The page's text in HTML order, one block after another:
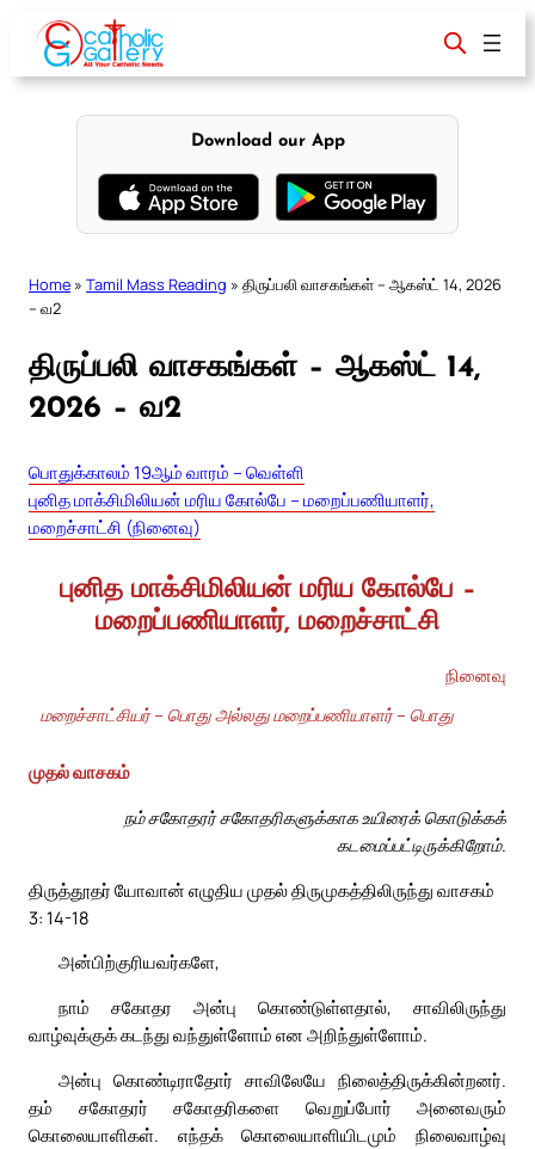
content
Download our App
Home » Tamil Mass Reading » திருப்பலி வாசகங்கள் – ஆகஸ்ட் 14, 2026
– வ2
திருப்பலி வாசகங்கள் – ஆகஸ்ட் 14,
2026 – வ2
பொதுக்காலம் 19ஆம் வாரம் – வெள்ளி
புனித மாக்சிமிலியன் மரிய கோல்பே – மறைப்பணியாளர்,
மறைச்சாட்சி (நினைவு)
புனித மாக்சிமிலியன் மரிய கோல்பே –
மறைப்பணியாளர், மறைச்சாட்சி
நினைவு
மறைச்சாட்சியர் – பொது அல்லது மறைப்பணியாளர் – பொது
முதல் வாசகம்
நம் சகோதரர் சகோதரிகளுக்காக உயிரைக் கொடுக்கக்
கடமைப்பட்டிருக்கிறோம்.
திருத்தூதர் யோவான் எழுதிய முதல் திருமுகத்திலிருந்து வாசகம்
3: 14-18
அன்பிற்குரியவர்களே,
நாம் சகோதர அன்பு கொண்டுள்ளதால், சாவிலிருந்து
வாழ்வுக்குக் கடந்து வந்துள்ளோம் என அறிந்துள்ளோம்.
அன்பு கொண்டிராதோர் சாவிலேயே நிலைத்திருக்கின்றனர்.
தம் சகோதரர் சகோதரிகளை வெறுப்போர் அனைவரும்
கொலையாளிகள். எந்தக் கொலையாளியிடமும் நிலைவாழ்வு